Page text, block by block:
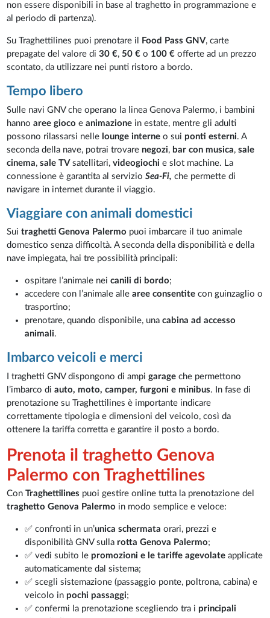
non essere disponibili in base al traghetto in programmazione e
al periodo di partenza).
Su Traghettilines puoi prenotare il Food Pass GNV, carte
prepagate del valore di30 €,50 € o 100 €offerte ad un prezzo
scontato, da utilizzare nei punti ristoro a bordo.
Tempo libero
Sulle navi GNV che operano la linea Genova Palermo, i bambini
hannoaree gioco eanimazione in estate, mentre gli adulti
possono rilassarsi nelle lounge interne o sui ponti esterni. A
seconda della nave, potrai trovare negozi, bar con musica,sale
cinema,sale TV satellitari,videogiochie slot machine. La
connessione è garantita al servizioSea-Fi, che permette di
navigare in internet durante il viaggio.
Viaggiare con animali domestici
Suitraghetti Genova Palermo puoi imbarcare il tuo animale
domestico senza difficoltà. A seconda della disponibilità e della
nave impiegata, hai tre possibilità principali:
ospitare l’animale neicanili di bordo;
accedere con l’animale allearee consentite con guinzaglio o
trasportino;
prenotare, quando disponibile, unacabina ad accesso
animali.
Imbarco veicoli e merci
I traghetti GNV dispongono di ampigarage che permettono
l’imbarco diauto, moto, camper, furgoni e minibus. In fase di
prenotazione su Traghettilines è importante indicare
correttamente tipologia e dimensioni del veicolo, così da
ottenere la tariffa corretta e garantire il posto a bordo.
Prenota il traghetto Genova
Palermo con Traghettilines
ConTraghettilines puoi gestire online tutta la prenotazione del
traghetto Genova Palermo in modo semplice e veloce:
✅ confronti in un’unica schermata orari, prezzi e
disponibilità GNV sulla rotta Genova Palermo;
✅ vedi subito le promozioni e le tariffe agevolate applicate
automaticamente dal sistema;
✅ scegli sistemazione (passaggio ponte, poltrona, cabina) e
veicolo in pochi passaggi;
✅ confermi la prenotazione scegliendo tra i principali